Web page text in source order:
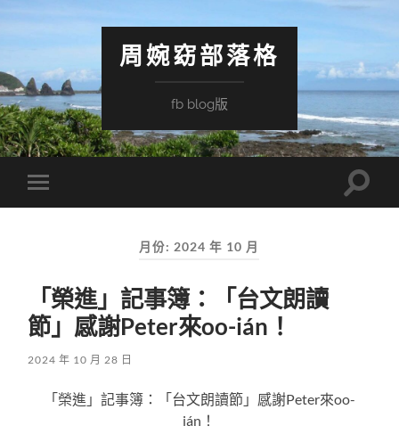
周婉窈部落格
fb blog版
Toggle
mobile
Toggle
月份: 2024 年 10 月
「榮進」記事簿：「台文朗讀
節」感謝Peter來oo-ián！
2024 年 10 月 28 日
「榮進」記事簿：「台文朗讀節」感謝Peter來oo-
ián！